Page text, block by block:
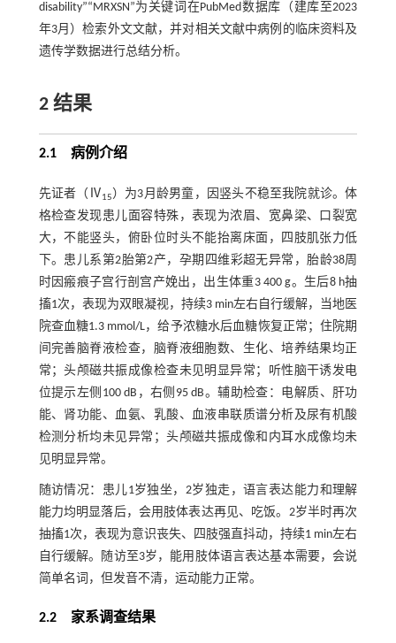
disability”“MRXSN”为关键词在PubMed数据库（建库至2023
年3月）检索外文文献，并对相关文献中病例的临床资料及
遗传学数据进行总结分析。
2 结果
2.1 病例介绍
先证者（Ⅳ15）为3月龄男童，因竖头不稳至我院就诊。体
格检查发现患儿面容特殊，表现为浓眉、宽鼻梁、口裂宽
大，不能竖头，俯卧位时头不能抬离床面，四肢肌张力低
下。患儿系第2胎第2产，孕期四维彩超无异常，胎龄38周
时因瘢痕子宫行剖宫产娩出，出生体重3 400 g。生后8 h抽
搐1次，表现为双眼凝视，持续3 min左右自行缓解，当地医
院查血糖1.3 mmol/L，给予浓糖水后血糖恢复正常；住院期
间完善脑脊液检查，脑脊液细胞数、生化、培养结果均正
常；头颅磁共振成像检查未见明显异常；听性脑干诱发电
位提示左侧100 dB，右侧95 dB。辅助检查：电解质、肝功
能、肾功能、血氨、乳酸、血液串联质谱分析及尿有机酸
检测分析均未见异常；头颅磁共振成像和内耳水成像均未
见明显异常。
随访情况：患儿1岁独坐，2岁独走，语言表达能力和理解
能力均明显落后，会用肢体表达再见、吃饭。2岁半时再次
抽搐1次，表现为意识丧失、四肢强直抖动，持续1 min左右
自行缓解。随访至3岁，能用肢体语言表达基本需要，会说
简单名词，但发音不清，运动能力正常。
2.2 家系调查结果